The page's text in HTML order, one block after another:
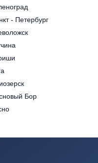
- Петербург
Бор